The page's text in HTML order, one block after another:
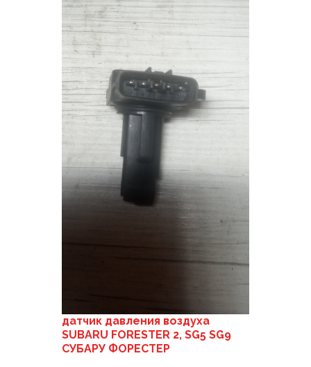
датчик давления воздуха
SUBARU FORESTER 2, SG5 SG9
СУБАРУ ФОРЕСТЕР